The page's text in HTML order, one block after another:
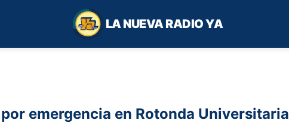
LA NUEVA RADIO YA
emergencia en Rotonda Universitaria